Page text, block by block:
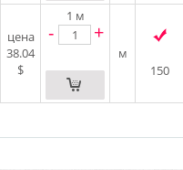
цена
38.04
$
1 м
- +
м
150